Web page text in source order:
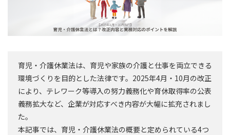
育児・介護休業法は、育児や家族の介護と仕事を両立できる
環境づくりを目的とした法律です。2025年4月・10月の改正
により、テレワーク等導入の努力義務化や育休取得率の公表
義務拡大など、企業が対応すべき内容が大幅に拡充されまし
た。
本記事では、育児・介護休業法の概要と定められている4つ